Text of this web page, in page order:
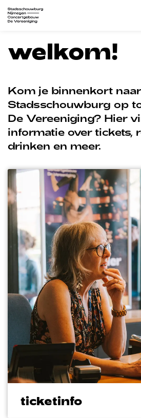
welkom!
Kom je binnenkort naar
Stadsschouwburg op
De Vereeniging? Hier
informatie over tickets,
drinken en meer.
ticketinfo